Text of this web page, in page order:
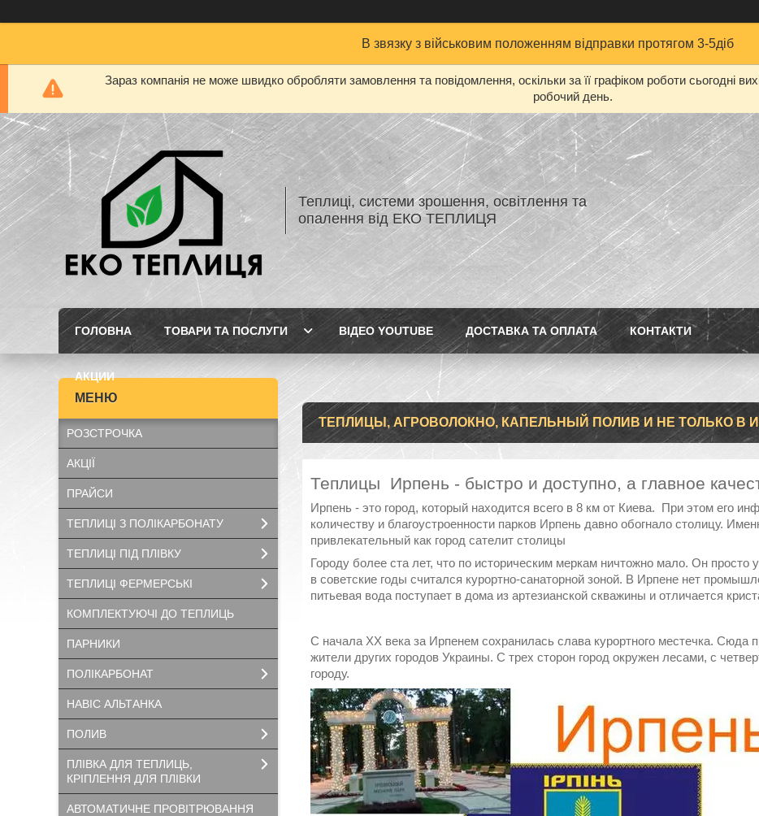
В звязку з військовим положенням відправки протягом 3-5діб
Зараз компанія не може швидко обробляти замовлення та повідомлення, оскільки за її графіком роботи сьогодні
робочий день.
Теплиці, системи зрошення, освітлення та
опалення від ЕКО ТЕПЛИЦЯ
ГОЛОВНА ТОВАРИ ТА ПОСЛУГИ ВІДЕО YOUTUBE ДОСТАВКА ТА ОПЛАТА КОНТАКТИ
АКЦИИ
ТЕПЛИЦЫ, АГРОВОЛОКНО, КАПЕЛЬНЫЙ ПОЛИВ И НЕ ТОЛЬКО В
Теплицы Ирпень - быстро и доступно, а главное
Ирпень - это город, который находится всего в 8 км от Киева. При этом его
количеству и благоустроенности парков Ирпень давно обогнало столицу.
привлекательный как город сателит столицы
Городу более ста лет, что по историческим меркам ничтожно мало. Он просто
в советские годы считался курортно-санаторной зоной. В Ирпене нет
питьевая вода поступает в дома из артезианской скважины и отличается
С начала XX века за Ирпенем сохранилась слава курортного местечка. Сюда
жители других городов Украины. С трех сторон город окружен лесами, с
городу.
РОЗСТРОЧКА
АКЦІЇ
ПРАЙСИ
ТЕПЛИЦІ З ПОЛІКАРБОНАТУ
ТЕПЛИЦІ ПІД ПЛІВКУ
ТЕПЛИЦІ ФЕРМЕРСЬКІ
КОМПЛЕКТУЮЧІ ДО ТЕПЛИЦЬ
ПАРНИКИ
ПОЛІКАРБОНАТ
НАВІС АЛЬТАНКА
ПОЛИВ
ПЛІВКА ДЛЯ ТЕПЛИЦЬ,
КРІПЛЕННЯ ДЛЯ ПЛІВКИ
АВТОМАТИЧНЕ ПРОВІТРЮВАННЯ